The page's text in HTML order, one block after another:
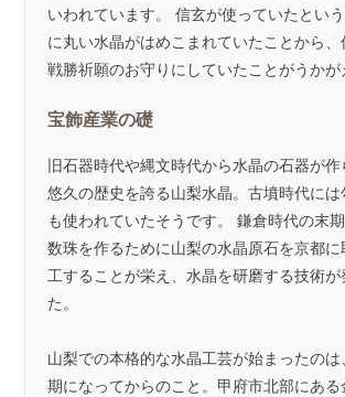
いわれています。 信玄が使っていたとい
に丸い水晶がはめこまれていたことから、
戦勝祈願のお守りにしていたことがうかが
宝飾産業の礎
旧石器時代や縄文時代から水晶の石器が作
悠久の歴史を誇る山梨水晶。古墳時代には
も使われていたそうです。 鎌倉時代の末期
数珠を作るために山梨の水晶原石を京都に
工することが栄え、水晶を研磨する技術が
た。
山梨での本格的な水晶工芸が始まったのは
期になってからのこと。甲府市北部にあ